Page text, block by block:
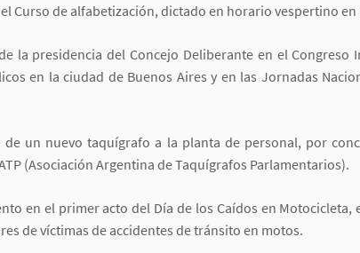
Curso de alfabetización, dictado en horario vespertino
la presidencia del Concejo Deliberante en el
en la ciudad de Buenos Aires y en las Jornadas
un nuevo taquígrafo a la planta de personal, por
(Asociación Argentina de Taquígrafos Parlamentarios).
en el primer acto del Día de los Caídos en
de víctimas de accidentes de tránsito en motos.